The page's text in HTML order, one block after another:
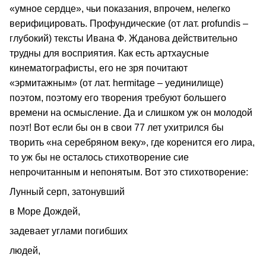
«умное сердце», чьи показания, впрочем, нелегко
верифицировать. Профундические (от лат. profundis –
глубокий) тексты Ивана Ф. Жданова действительно
трудны для восприятия. Как есть артхаусные
кинематографисты, его не зря почитают
«эрмитажным» (от лат. hermitage – уединилище)
поэтом, поэтому его творения требуют большего
времени на осмысление. Да и слишком уж он молодой
поэт! Вот если бы он в свои 77 лет ухитрился бы
творить «на серебряном веку», где коренится его лира,
то уж бы не осталось стихотворение сие
непрочитанным и непонятым. Вот это стихотворение:
Лунный серп, затонувший
в Море Дождей,
задевает углами погибших
людей,